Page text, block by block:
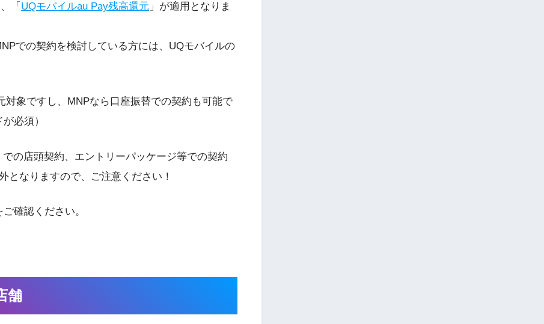
「 UQモバイルau Pay残高還元 」が適用となりま
での契約を検討している方には、UQモバイルの
対象ですし、MNPなら口座振替での契約も可能で
必須）
の店頭契約、エントリーパッケージ等での契約
となりますので、ご注意ください！
確認ください。
舗